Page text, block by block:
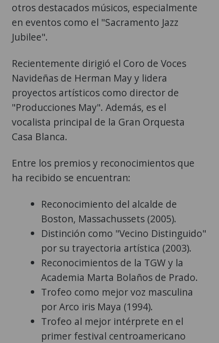
otros destacados músicos, especialmente
en eventos como el "Sacramento Jazz
Jubilee".
Recientemente dirigió el Coro de Voces
Navideñas de Herman May y lidera
proyectos artísticos como director de
"Producciones May". Además, es el
vocalista principal de la Gran Orquesta
Casa Blanca.
Entre los premios y reconocimientos que
ha recibido se encuentran:
Reconocimiento del alcalde de
Boston, Massachussets (2005).
Distinción como "Vecino Distinguido"
por su trayectoria artística (2003).
Reconocimientos de la TGW y la
Academia Marta Bolaños de Prado.
Trofeo como mejor voz masculina
por Arco iris Maya (1994).
Trofeo al mejor intérprete en el
primer festival centroamericano